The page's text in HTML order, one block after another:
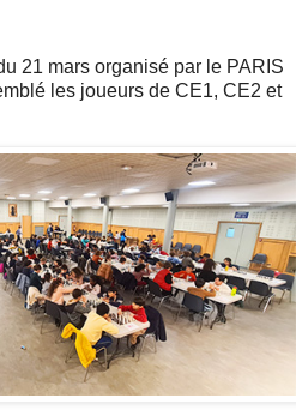
21 mars organisé par le PARIS
les joueurs de CE1, CE2 et